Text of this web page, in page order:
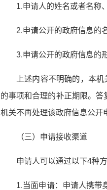
1.申请人的姓名或者名称
2.申请公开的政府信息的
3.申请公开的政府信息的
上述内容不明确的，本
的事项和合理的补正期限。
机关不再处理该政府信息公开
（三）申请接收渠道
申请人可以通过以下4种
1.当面申请：申请人携带